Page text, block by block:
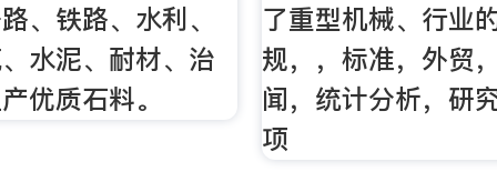
、铁路、水利、
水泥、耐材、治
优质石料。
了重型机械、行业
规，，标准，外贸
闻，统计分析，研
项